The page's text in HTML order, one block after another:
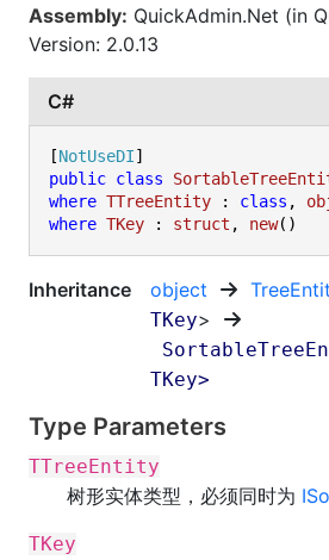
Assembly: QuickAdmin.Net (in
Version: 2.0.13
C#
[NotUseDI
public class
where TTreeEntity : class ,
where TKey : struct , new
Inheritance object
TKey>
TKey>
Type Parameters
TTreeEntity
树形实体类型，必须同时为
TKey